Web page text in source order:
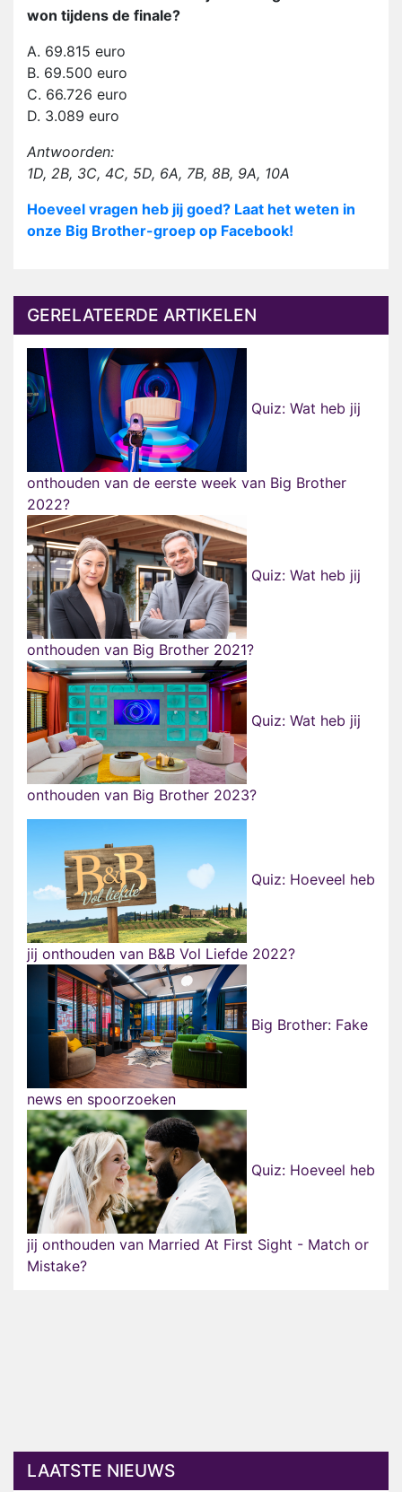
won tijdens de finale?
A. 69.815 euro
B. 69.500 euro
C. 66.726 euro
D. 3.089 euro
Antwoorden:
1D, 2B, 3C, 4C, 5D, 6A, 7B, 8B, 9A, 10A
Hoeveel vragen heb jij goed? Laat het weten in
onze Big Brother-groep op Facebook!
GERELATEERDE ARTIKELEN
Quiz: Wat heb jij
onthouden van de eerste week van Big Brother
2022?
Quiz: Wat heb jij
onthouden van Big Brother 2021?
Quiz: Wat heb jij
onthouden van Big Brother 2023?
Quiz: Hoeveel heb
jij onthouden van B&B Vol Liefde 2022?
Big Brother: Fake
news en spoorzoeken
Quiz: Hoeveel heb
jij onthouden van Married At First Sight - Match or
Mistake?
LAATSTE NIEUWS